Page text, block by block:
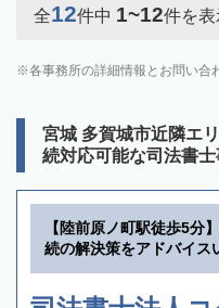
全12件中 1~12件を表
各事務所の詳細情報とお問い合
宮城 多賀城市近隣エ
続対応可能な司法書
【陸前原ノ町駅徒歩5分
続の解決策をアドバイス